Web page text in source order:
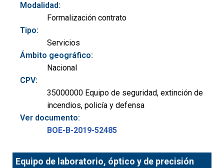
Modalidad:
Formalización contrato
Tipo:
Servicios
Ámbito geográfico:
Nacional
CPV:
35000000 Equipo de seguridad, extinción de
incendios, policía y defensa
Ver documento:
BOE-B-2019-52485
Equipo de laboratorio, óptico y de precisión